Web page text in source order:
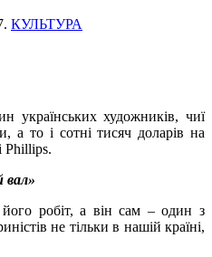
. КУЛЬТУРА
українських художників, чиї
а то і сотні тисяч доларів на
Phillips.
вал»
робіт, а він сам – один з
не тільки в нашій країні,